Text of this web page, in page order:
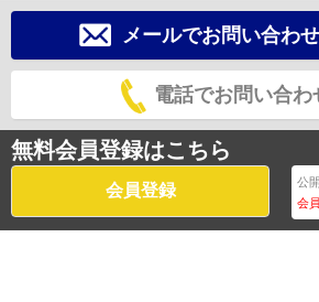
メールでお問い合わ
電話でお問い合わ
無料会員登録はこちら
会員登録 公
会